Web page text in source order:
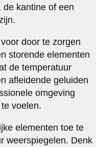
de kantine of een
door te zorgen
storende elementen
de temperatuur
afleidende geluiden
omgeving
voelen.
elementen toe te
weerspiegelen. Denk